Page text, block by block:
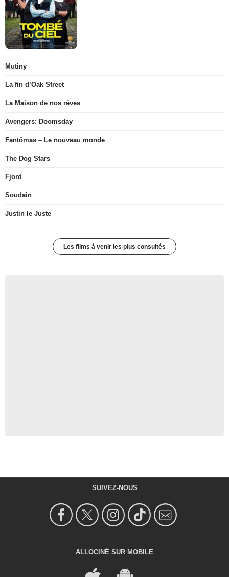
Mutiny
La fin d’Oak Street
La Maison de nos rêves
Avengers: Doomsday
Fantômas – Le nouveau monde
The Dog Stars
Fjord
Soudain
Justin le Juste
Les films à venir les plus consultés
SUIVEZ-NOUS
ALLOCINÉ SUR MOBILE